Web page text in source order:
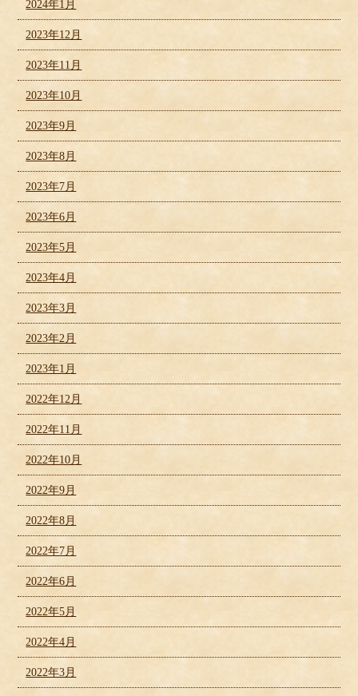
2024年1月
2023年12月
2023年11月
2023年10月
2023年9月
2023年8月
2023年7月
2023年6月
2023年5月
2023年4月
2023年3月
2023年2月
2023年1月
2022年12月
2022年11月
2022年10月
2022年9月
2022年8月
2022年7月
2022年6月
2022年5月
2022年4月
2022年3月